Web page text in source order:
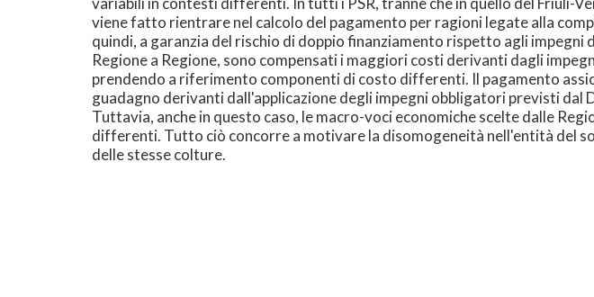
viene fatto rientrare nel calcolo del pagamento per ragioni legate alla
quindi, a garanzia del rischio di doppio finanziamento rispetto agli
Regione a Regione, sono compensati i maggiori costi derivanti dagli
prendendo a riferimento componenti di costo differenti. Il pagamento
guadagno derivanti dall'applicazione degli impegni obbligatori previsti
Tuttavia, anche in questo caso, le macro-voci economiche scelte dalle
differenti. Tutto ciò concorre a motivare la disomogeneità nell'entità del
delle stesse colture.